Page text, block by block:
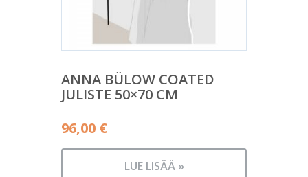
ANNA BÜLOW COATED
JULISTE 50×70 CM
96,00 €
LUE LISÄÄ »